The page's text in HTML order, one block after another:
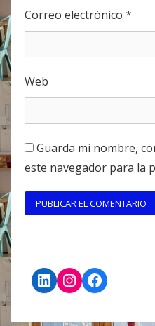
Correo electrónico *
Web
Guarda mi nombre,
este navegador para la
LinkedIn
Instagram
Facebook